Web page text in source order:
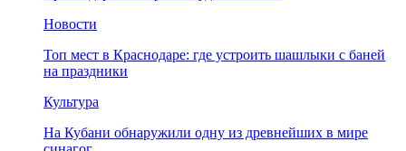
Новости
Топ мест в Краснодаре: где устроить шашлыки с баней
на праздники
Культура
На Кубани обнаружили одну из древнейших в мире